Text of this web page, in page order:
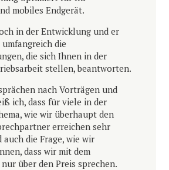
mobiles Endgerät.
in der Entwicklung und er
die
die sich Ihnen in der
stellen, beantworten.
nach Vorträgen und
ich, dass für viele in der
wie wir überhaupt den
erreichen sehr
die Frage, wie wir
dass wir mit dem
über den Preis sprechen.